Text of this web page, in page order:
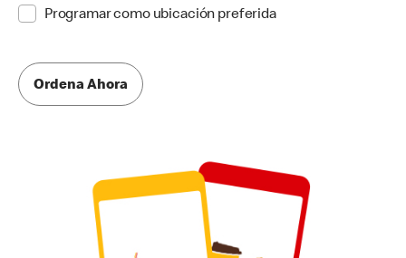
Programar como ubicación preferida
Ordena Ahora